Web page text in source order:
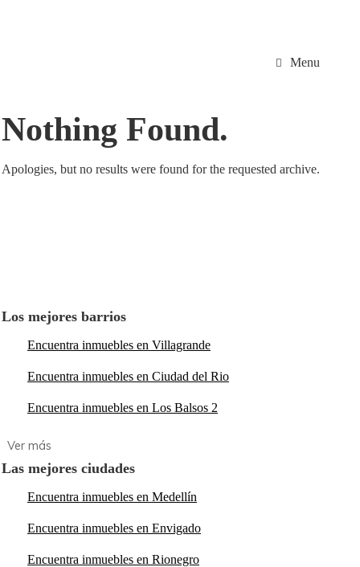
Menu
Nothing Found.
Apologies, but no results were found for the requested archive.
Los mejores barrios
Encuentra inmuebles en Villagrande
Encuentra inmuebles en Ciudad del Rio
Encuentra inmuebles en Los Balsos 2
Las mejores ciudades
Encuentra inmuebles en Medellín
Encuentra inmuebles en Envigado
Encuentra inmuebles en Rionegro